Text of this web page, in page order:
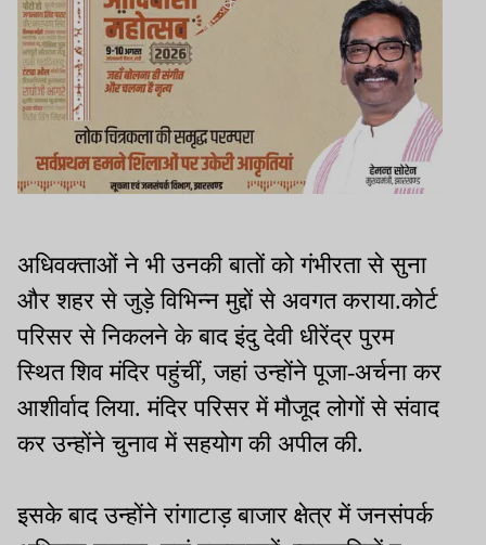
अधिवक्ताओं ने भी उनकी बातों को गंभीरता से सुना
और शहर से जुड़े विभिन्न मुद्दों से अवगत कराया.कोर्ट
परिसर से निकलने के बाद इंदु देवी धीरेंद्र पुरम
स्थित शिव मंदिर पहुंचीं, जहां उन्होंने पूजा-अर्चना कर
आशीर्वाद लिया. मंदिर परिसर में मौजूद लोगों से संवाद
कर उन्होंने चुनाव में सहयोग की अपील की.
इसके बाद उन्होंने रांगाटाड़ बाजार क्षेत्र में जनसंपर्क